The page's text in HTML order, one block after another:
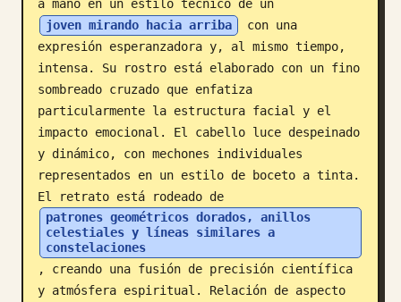
Blog
Actualizaciones
a mano en un estilo técnico de un
joven mirando hacia arriba
con una
expresión esperanzadora y, al mismo tiempo,
intensa. Su rostro está elaborado con un fino
sombreado cruzado que enfatiza
particularmente la estructura facial y el
impacto emocional. El cabello luce despeinado
y dinámico, con mechones individuales
representados en un estilo de boceto a tinta.
El retrato está rodeado de
patrones geométricos dorados, anillos
celestiales y líneas similares a
constelaciones
, creando una fusión de precisión científica
y atmósfera espiritual. Relación de aspecto